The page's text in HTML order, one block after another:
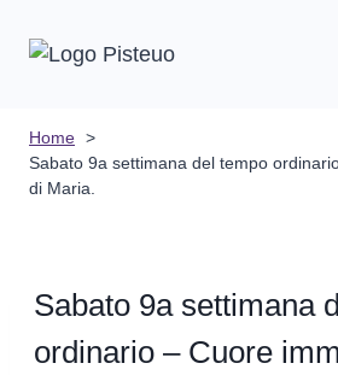
Home
Sabato 9a settimana del tempo
di Maria.
Sabato 9a settimana
ordinario – Cuore